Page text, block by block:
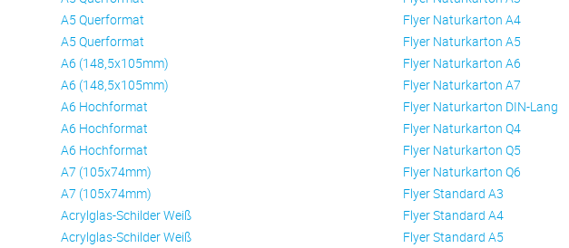
A5 Querformat
A5 Querformat
A6 (148,5x105mm)
A6 (148,5x105mm)
A6 Hochformat
A6 Hochformat
A6 Hochformat
A7 (105x74mm)
A7 (105x74mm)
Acrylglas-Schilder Weiß
Acrylglas-Schilder Weiß
Flyer Naturkarton A4
Flyer Naturkarton A5
Flyer Naturkarton A6
Flyer Naturkarton A7
Flyer Naturkarton DIN-Lang
Flyer Naturkarton Q4
Flyer Naturkarton Q5
Flyer Naturkarton Q6
Flyer Standard A3
Flyer Standard A4
Flyer Standard A5